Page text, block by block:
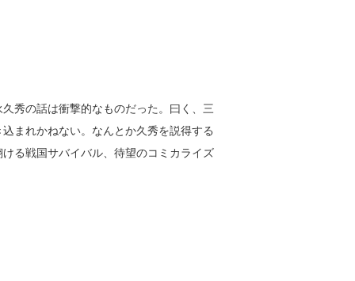
秀の話は衝撃的なものだった。曰く、三
まれかねない。なんとか久秀を説得する
る戦国サバイバル、待望のコミカライズ